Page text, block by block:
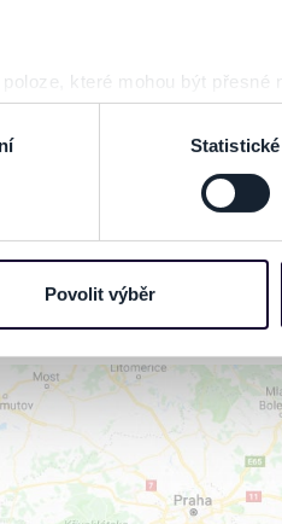
které mohou být přesné
pro konkrétní
údaje, a nastavte si předvolby
o souborech cookie.
webových stránkách.
k analýze návštěvnosti webu
zpracování upravíte
a jejich nastavení“.
Statistické
Povolit výběr
pouze